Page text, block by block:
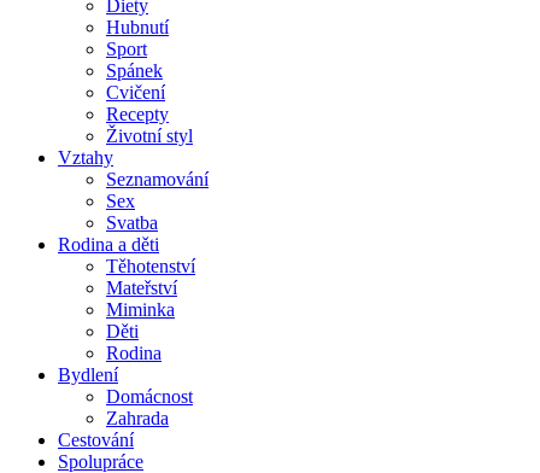
Diety
Hubnutí
Sport
Spánek
Cvičení
Recepty
Životní styl
Vztahy
Seznamování
Sex
Svatba
Rodina a děti
Těhotenství
Mateřství
Miminka
Děti
Rodina
Bydlení
Domácnost
Zahrada
Cestování
Spolupráce